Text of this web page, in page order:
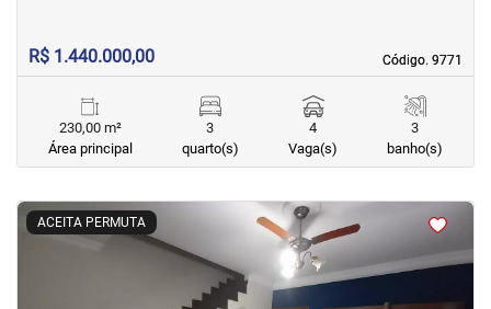
Código. 9771
Código. 9771
R$ 1.440.000,00
230,00 m²
Área principal
3
quarto(s)
4
Vaga(s)
3
banho(s)
ACEITA PERMUTA
< <<<